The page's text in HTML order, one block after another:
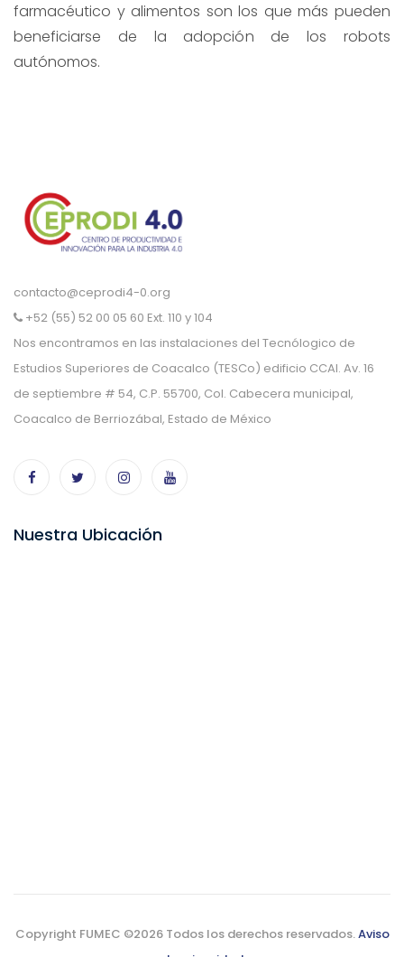
farmacéutico y alimentos son los que más pueden
beneficiarse de la adopción de los robots
autónomos.
contacto@ceprodi4-0.org
+52 (55) 52 00 05 60 Ext. 110 y 104
Nos encontramos en las instalaciones del Tecnólogico de
Estudios Superiores de Coacalco (TESCo) edificio CCAI. Av. 16
de septiembre # 54, C.P. 55700, Col. Cabecera municipal,
Coacalco de Berriozábal, Estado de México
Nuestra Ubicación
Copyright FUMEC ©2026 Todos los derechos reservados.Aviso